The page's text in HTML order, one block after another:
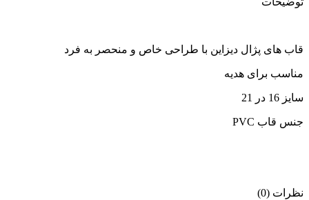
قاب های پژال دیزاین با طراحی خاص و منحصر به فرد
مناسب برای هدیه
سایز 16 در 21
جنس قاب PVC
نظرات (0)